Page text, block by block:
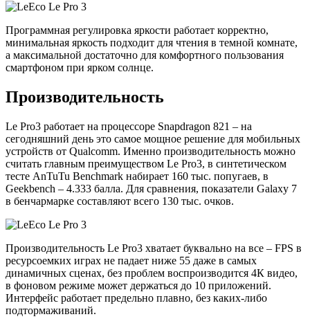
Программная регулировка яркости работает корректно,
минимальная яркость подходит для чтения в темной комнате,
а максимальной достаточно для комфортного пользования
смартфоном при ярком солнце.
Производительность
Le Pro3 работает на процессоре Snapdragon 821 – на
сегодняшний день это самое мощное решение для мобильных
устройств от Qualcomm. Именно производительность можно
считать главным преимуществом Le Pro3, в синтетическом
тесте AnTuTu Benchmark набирает 160 тыс. попугаев, в
Geekbench – 4.333 балла. Для сравнения, показатели Galaxy 7
в бенчармарке составляют всего 130 тыс. очков.
Производительность Le Pro3 хватает буквально на все – FPS в
ресурсоемких играх не падает ниже 55 даже в самых
динамичных сценах, без проблем воспроизводится 4К видео,
в фоновом режиме может держаться до 10 приложений.
Интерфейс работает предельно плавно, без каких-либо
подтормаживаний.